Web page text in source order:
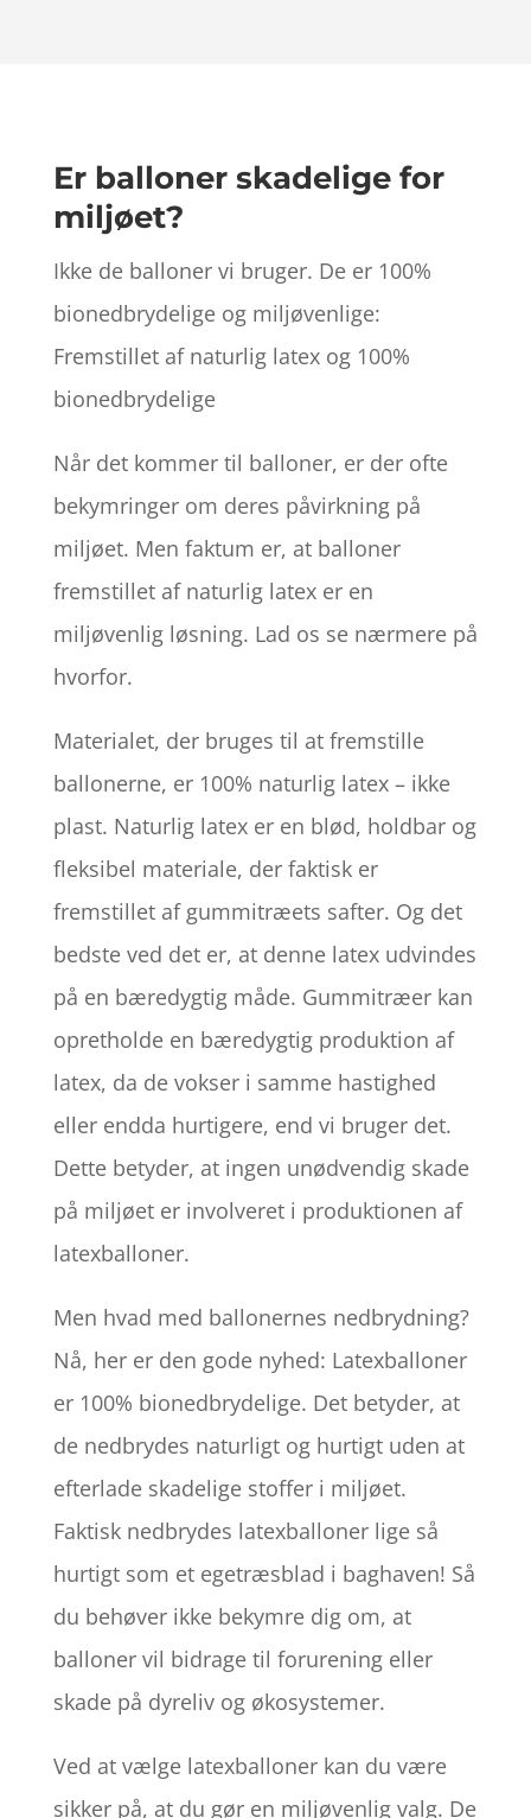
Er balloner skadelige for
miljøet?
Ikke de balloner vi bruger. De er 100%
bionedbrydelige og miljøvenlige:
Fremstillet af naturlig latex og 100%
bionedbrydelige
Når det kommer til balloner, er der ofte
bekymringer om deres påvirkning på
miljøet. Men faktum er, at balloner
fremstillet af naturlig latex er en
miljøvenlig løsning. Lad os se nærmere på
hvorfor.
Materialet, der bruges til at fremstille
ballonerne, er 100% naturlig latex – ikke
plast. Naturlig latex er en blød, holdbar og
fleksibel materiale, der faktisk er
fremstillet af gummitræets safter. Og det
bedste ved det er, at denne latex udvindes
på en bæredygtig måde. Gummitræer kan
opretholde en bæredygtig produktion af
latex, da de vokser i samme hastighed
eller endda hurtigere, end vi bruger det.
Dette betyder, at ingen unødvendig skade
på miljøet er involveret i produktionen af
latexballoner.
Men hvad med ballonernes nedbrydning?
Nå, her er den gode nyhed: Latexballoner
er 100% bionedbrydelige. Det betyder, at
de nedbrydes naturligt og hurtigt uden at
efterlade skadelige stoffer i miljøet.
Faktisk nedbrydes latexballoner lige så
hurtigt som et egetræsblad i baghaven! Så
du behøver ikke bekymre dig om, at
balloner vil bidrage til forurening eller
skade på dyreliv og økosystemer.
Ved at vælge latexballoner kan du være
sikker på, at du gør en miljøvenlig valg. De